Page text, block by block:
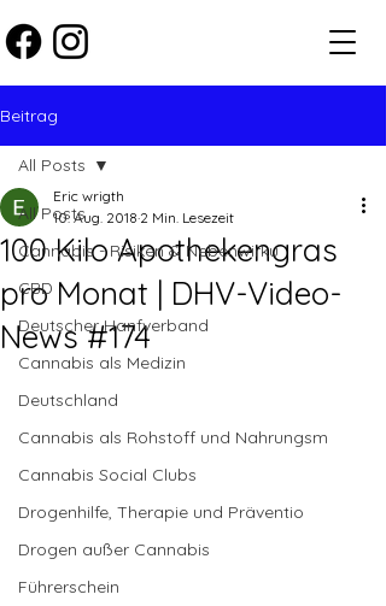
Beitrag
All Posts
Cannabis - Risiken & Nebenwirku
CBD
Deutscher Hanfverband
Cannabis als Medizin
Deutschland
Cannabis als Rohstoff und Nahrungsm
Cannabis Social Clubs
Drogenhilfe, Therapie und Präventio
Drogen außer Cannabis
Führerschein
All Posts
100 Kilo Apothekengras
pro Monat | DHV-Video-
News #174
Eric wrigth
10. Aug. 2018 2 Min. Lesezeit